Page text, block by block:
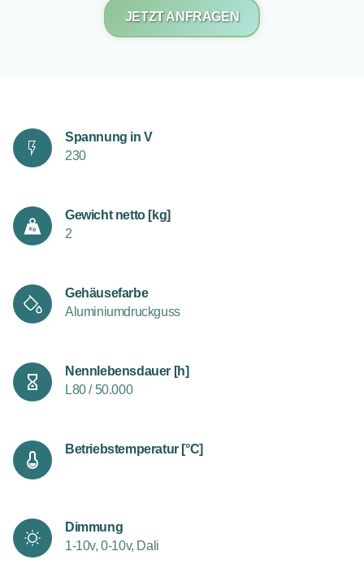
JETZT ANFRAGEN
Spannung in V
230
Gewicht netto [kg]
2
Gehäusefarbe
Aluminiumdruckguss
Nennlebensdauer [h]
L80 / 50.000
Betriebstemperatur [°C]
Dimmung
1-10v, 0-10v, Dali